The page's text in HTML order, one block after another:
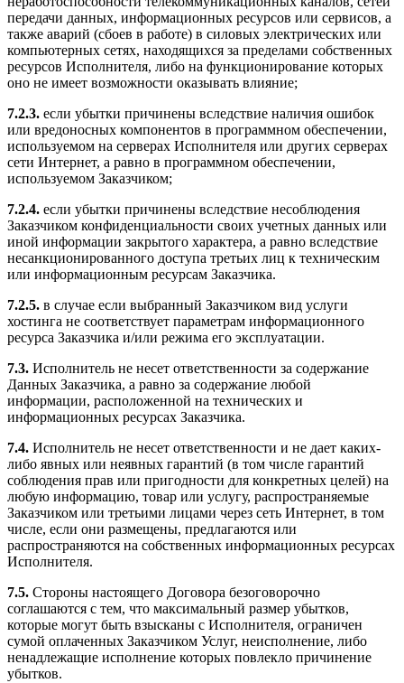
передачи данных, информационных ресурсов или сервисов, а
также аварий (сбоев в работе) в силовых электрических или
компьютерных сетях, находящихся за пределами собственных
ресурсов Исполнителя, либо на функционирование которых
оно не имеет возможности оказывать влияние;
7.2.3. если убытки причинены вследствие наличия ошибок
или вредоносных компонентов в программном обеспечении,
используемом на серверах Исполнителя или других серверах
сети Интернет, а равно в программном обеспечении,
используемом Заказчиком;
7.2.4. если убытки причинены вследствие несоблюдения
Заказчиком конфиденциальности своих учетных данных или
иной информации закрытого характера, а равно вследствие
несанкционированного доступа третьих лиц к техническим
или информационным ресурсам Заказчика.
7.2.5. в случае если выбранный Заказчиком вид услуги
хостинга не соответствует параметрам информационного
ресурса Заказчика и/или режима его эксплуатации.
7.3. Исполнитель не несет ответственности за содержание
Данных Заказчика, а равно за содержание любой
информации, расположенной на технических и
информационных ресурсах Заказчика.
7.4. Исполнитель не несет ответственности и не дает каких-
либо явных или неявных гарантий (в том числе гарантий
соблюдения прав или пригодности для конкретных целей) на
любую информацию, товар или услугу, распространяемые
Заказчиком или третьими лицами через сеть Интернет, в том
числе, если они размещены, предлагаются или
распространяются на собственных информационных ресурсах
Исполнителя.
7.5. Стороны настоящего Договора безоговорочно
соглашаются с тем, что максимальный размер убытков,
которые могут быть взысканы с Исполнителя, ограничен
сумой оплаченных Заказчиком Услуг, неисполнение, либо
ненадлежащие исполнение которых повлекло причинение
убытков.